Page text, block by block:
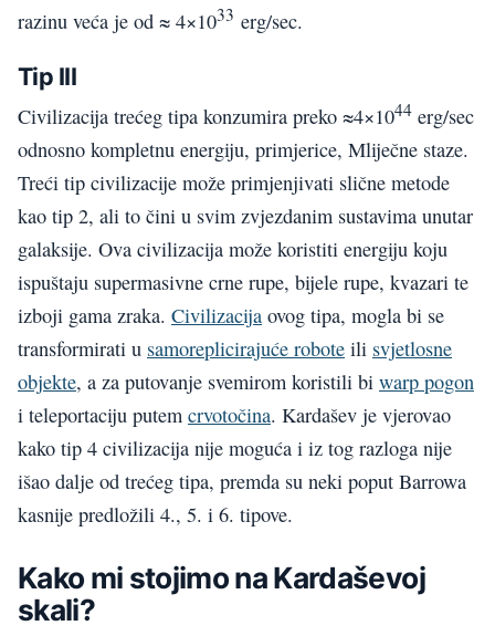
razinu veća je od ≈ 4×1033 erg/sec.
Tip III
Civilizacija trećeg tipa konzumira preko ≈4×1044 erg/sec
odnosno kompletnu energiju, primjerice, Mliječne staze.
Treći tip civilizacije može primjenjivati slične metode
kao tip 2, ali to čini u svim zvjezdanim sustavima unutar
galaksije. Ova civilizacija može koristiti energiju koju
ispuštaju supermasivne crne rupe, bijele rupe, kvazari te
izboji gama zraka. Civilizacija ovog tipa, mogla bi se
transformirati u samoreplicirajuće robote ili svjetlosne
objekte, a za putovanje svemirom koristili bi warp pogon
i teleportaciju putem crvotočina. Kardašev je vjerovao
kako tip 4 civilizacija nije moguća i iz tog razloga nije
išao dalje od trećeg tipa, premda su neki poput Barrowa
kasnije predložili 4., 5. i 6. tipove.
Kako mi stojimo na Kardaševoj
skali?